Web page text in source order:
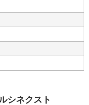
シネクスト